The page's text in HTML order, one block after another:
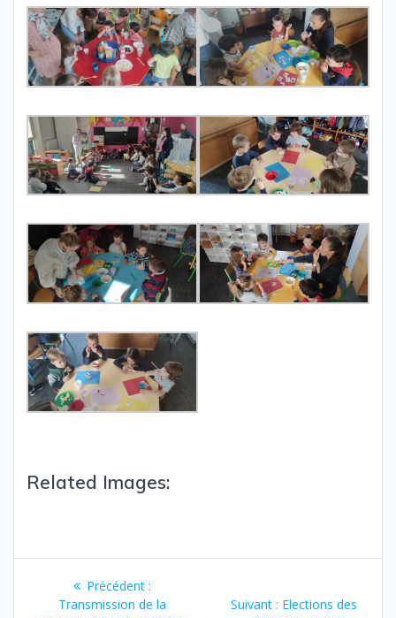
Related Images:
Précédent :
Transmission de la
Suivant : Elections des